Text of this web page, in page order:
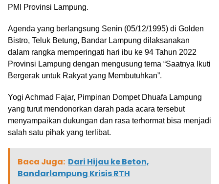
PMI Provinsi Lampung.
Agenda yang berlangsung Senin (05/12/1995) di Golden
Bistro, Teluk Betung, Bandar Lampung dilaksanakan
dalam rangka memperingati hari ibu ke 94 Tahun 2022
Provinsi Lampung dengan mengusung tema “Saatnya Ikuti
Bergerak untuk Rakyat yang Membutuhkan”.
Yogi Achmad Fajar, Pimpinan Dompet Dhuafa Lampung
yang turut mendonorkan darah pada acara tersebut
menyampaikan dukungan dan rasa terhormat bisa menjadi
salah satu pihak yang terlibat.
Baca Juga: Dari Hijau ke Beton,
Bandarlampung Krisis RTH